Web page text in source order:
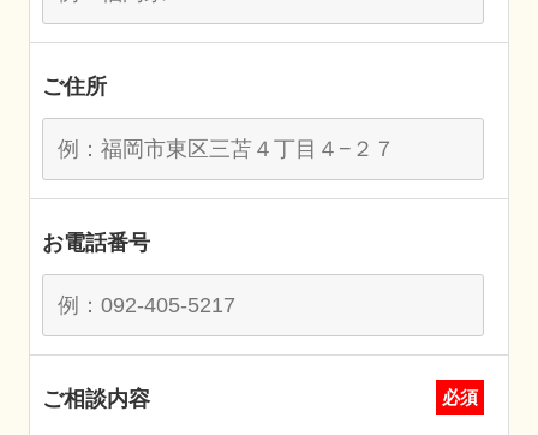
ご住所
お電話番号
ご相談内容 必須